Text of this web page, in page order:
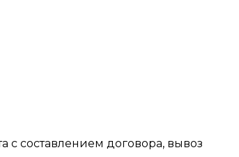
составлением договора, вывоз